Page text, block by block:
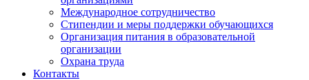
Международное сотрудничество
Стипендии и меры поддержки обучающихся
Организация питания в образовательной
организации
Охрана труда
Контакты